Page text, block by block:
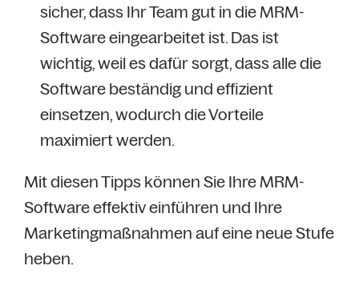
sicher, dass Ihr Team gut in die MRM-
Software eingearbeitet ist. Das ist
wichtig, weil es dafür sorgt, dass alle die
Software beständig und effizient
einsetzen, wodurch die Vorteile
maximiert werden.
Mit diesen Tipps können Sie Ihre MRM-
Software effektiv einführen und Ihre
Marketingmaßnahmen auf eine neue Stufe
heben.